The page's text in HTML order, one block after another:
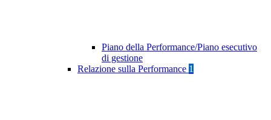
Piano della Performance/Piano esecutivo
di gestione
Relazione sulla Performance 1